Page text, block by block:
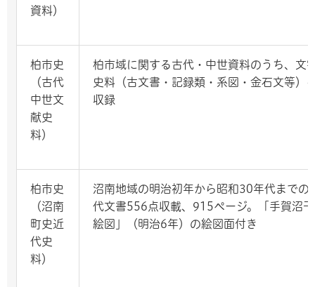
資料）
柏市史
（古代
中世文
献史
料）
柏市域に関する古代・中世資料のうち、文
史料（古文書・記録類・系図・金石文等）
収録
柏市史
（沼南
町史近
代史
料）
沼南地域の明治初年から昭和30年代までの
代文書556点収載、915ページ。「手賀沼
絵図」（明治6年）の絵図面付き